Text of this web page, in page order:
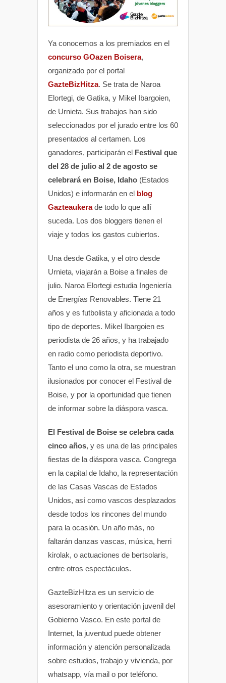
Ya conocemos a los premiados en el
concurso GOazen Boisera,
organizado por el portal
GazteBizHitza. Se trata de Naroa
Elortegi, de Gatika, y Mikel Ibargoien,
de Urnieta. Sus trabajos han sido
seleccionados por el jurado entre los 60
presentados al certamen. Los
ganadores, participarán el Festival que
del 28 de julio al 2 de agosto se
celebrará en Boise, Idaho (Estados
Unidos) e informarán en el blog
Gazteaukera de todo lo que allí
suceda. Los dos bloggers tienen el
viaje y todos los gastos cubiertos.
Una desde Gatika, y el otro desde
Urnieta, viajarán a Boise a finales de
julio. Naroa Elortegi estudia Ingeniería
de Energías Renovables. Tiene 21
años y es futbolista y aficionada a todo
tipo de deportes. Mikel Ibargoien es
periodista de 26 años, y ha trabajado
en radio como periodista deportivo.
Tanto el uno como la otra, se muestran
ilusionados por conocer el Festival de
Boise, y por la oportunidad que tienen
de informar sobre la diáspora vasca.
El Festival de Boise se celebra cada
cinco años, y es una de las principales
fiestas de la diáspora vasca. Congrega
en la capital de Idaho, la representación
de las Casas Vascas de Estados
Unidos, así como vascos desplazados
desde todos los rincones del mundo
para la ocasión. Un año más, no
faltarán danzas vascas, música, herri
kirolak, o actuaciones de bertsolaris,
entre otros espectáculos.
GazteBizHitza es un servicio de
asesoramiento y orientación juvenil del
Gobierno Vasco. En este portal de
Internet, la juventud puede obtener
información y atención personalizada
sobre estudios, trabajo y vivienda, por
whatsapp, vía mail o por teléfono.